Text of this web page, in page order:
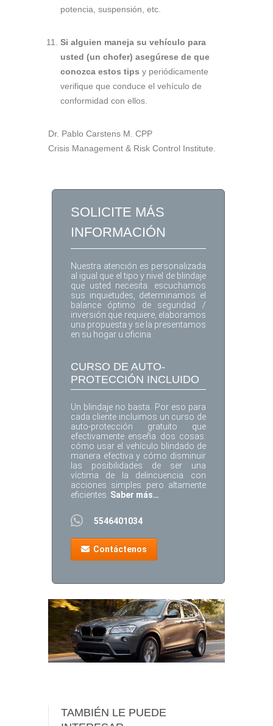
potencia, suspensión, etc.
Si alguien maneja su vehículo para
usted (un chofer) asegúrese de que
conozca estos tips y periódicamente
verifique que conduce el vehículo de
conformidad con ellos.
Dr. Pablo Carstens M. CPP
Crisis Management & Risk Control Institute.
SOLICITE MÁS
INFORMACIÓN
Nuestra atención es personalizada
al igual que el tipo y nivel de blindaje
que usted necesita: escuchamos
sus inquietudes, determinamos el
balance óptimo de seguridad /
inversión que requiere, elaboramos
una propuesta y se la presentamos
en su hogar u oficina.
CURSO DE AUTO-
PROTECCIÓN INCLUIDO
Un blindaje no basta. Por eso para
cada cliente incluimos un curso de
auto-protección gratuito que
efectivamente enseña dos cosas:
cómo usar el vehículo blindado de
manera efectiva y cómo disminuir
las posibilidades de ser una
víctima de la delincuencia con
acciones simples pero altamente
eficientes. Saber más…
5546401034
Contáctenos
TAMBIÉN LE PUEDE